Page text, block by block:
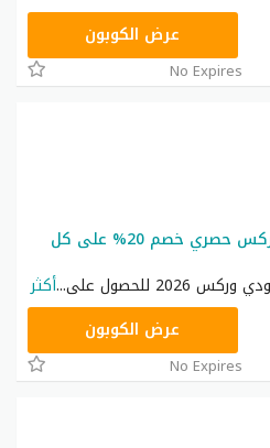
عرض الكوبون
No Expires
كوبون خصم باث اند بودي وركس حصري خصم 20% على كل
للحصول على
...أكثر
عرض الكوبون
No Expires